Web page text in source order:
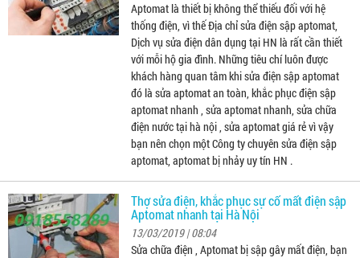
Aptomat là thiết bị không thể thiếu đối với hệ
thống điện, vì thế Địa chỉ sửa điện sập aptomat,
Dịch vụ sửa điện dân dụng tại HN là rất cần thiết
với mỗi hộ gia đình. Những tiêu chí luôn được
khách hàng quan tâm khi sửa điện sập aptomat
đó là sửa aptomat an toàn, khắc phục điện sập
aptomat nhanh , sửa aptomat nhanh, sửa chữa
điện nước tại hà nội , sửa aptomat giá rẻ vì vậy
bạn nên chọn một Công ty chuyên sửa điện sập
aptomat, aptomat bị nhảy uy tín HN .
Thợ sửa điện, khắc phục sự cố mất điện sập
Aptomat nhanh tại Hà Nội
13/03/2019 | 08:04
Sửa chữa điện , Aptomat bị sập gây mất điện, bạn